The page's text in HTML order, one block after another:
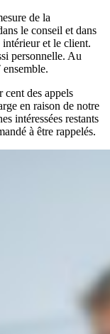
de la
le conseil et dans
et le client.
personnelle. Au
des appels
en raison de notre
intéressées restants
à être rappelés.